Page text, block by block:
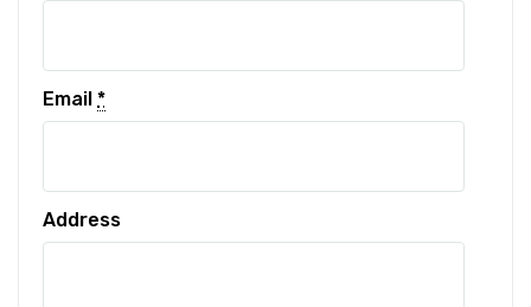
Email *
Address